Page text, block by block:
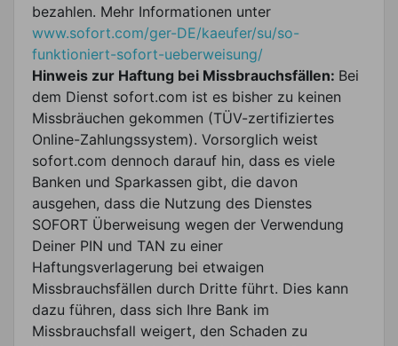
bezahlen. Mehr Informationen unter
www.sofort.com/ger-DE/kaeufer/su/so-
funktioniert-sofort-ueberweisung/
Hinweis zur Haftung bei Missbrauchsfällen: Bei
dem Dienst sofort.com ist es bisher zu keinen
Missbräuchen gekommen (TÜV-zertifiziertes
Online-Zahlungssystem). Vorsorglich weist
sofort.com dennoch darauf hin, dass es viele
Banken und Sparkassen gibt, die davon
ausgehen, dass die Nutzung des Dienstes
SOFORT Überweisung wegen der Verwendung
Deiner PIN und TAN zu einer
Haftungsverlagerung bei etwaigen
Missbrauchsfällen durch Dritte führt. Dies kann
dazu führen, dass sich Ihre Bank im
Missbrauchsfall weigert, den Schaden zu